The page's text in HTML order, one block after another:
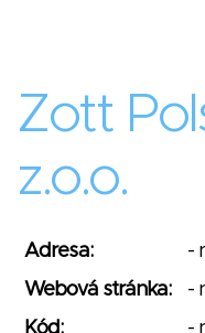
Zott
z.o.o.
Adresa:
-
Webová stránka:
-
Kód:
-